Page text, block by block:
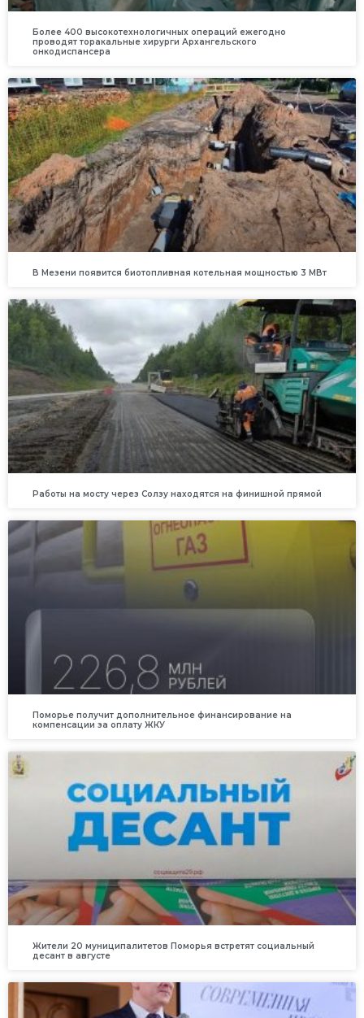
Более 400 высокотехнологичных операций ежегодно
проводят торакальные хирурги Архангельского
онкодиспансера
В Мезени появится биотопливная котельная мощностью 3 МВт
Работы на мосту через Солзу находятся на финишной прямой
Поморье получит дополнительное финансирование на
компенсации за оплату ЖКУ
Жители 20 муниципалитетов Поморья встретят социальный
десант в августе